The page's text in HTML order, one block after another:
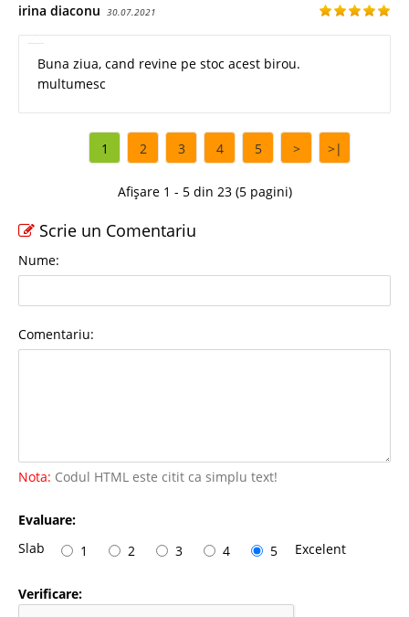
irina diaconu 30.07.2021
Buna ziua, cand revine pe stoc acest birou.
multumesc
1 2 3 4 5 > >|
Afișare 1 - 5 din 23 (5 pagini)
Scrie un Comentariu
Nume:
Comentariu:
Nota: Codul HTML este citit ca simplu text!
Evaluare:
Slab
1 2 3 4 5 Excelent
Verificare: